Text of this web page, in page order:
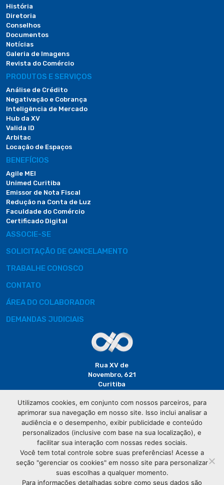
História
Diretoria
Conselhos
Documentos
Notícias
Galeria de Imagens
Revista do Comércio
PRODUTOS E SERVIÇOS
Análise de Crédito
Negativação e Cobrança
Inteligência de Mercado
Hub da XV
Valida ID
Arbitac
Locação de Espaços
BENEFÍCIOS
Agile MEI
Unimed Curitiba
Emissor de Nota Fiscal
Redução na Conta de Luz
Faculdade do Comércio
Certificado Digital
ASSOCIE-SE
SOLICITAÇÃO DE CANCELAMENTO
TRABALHE CONOSCO
CONTATO
ÁREA DO COLABORADOR
DEMANDAS JUDICIAIS
Rua XV de
Novembro, 621
Curitiba
(41) 3320-
2929
Utilizamos cookies, em conjunto com nossos parceiros, para
aprimorar sua navegação em nosso site. Isso inclui analisar a
audiência e o desempenho, exibir publicidade e conteúdo
personalizados (inclusive com base na sua localização), e
facilitar sua interação com nossas redes sociais.
Você tem total controle sobre suas preferências! Acesse a
seção "gerenciar os cookies" em nosso site para personalizar
suas escolhas a qualquer momento.
Para informações detalhadas sobre como seus dados são